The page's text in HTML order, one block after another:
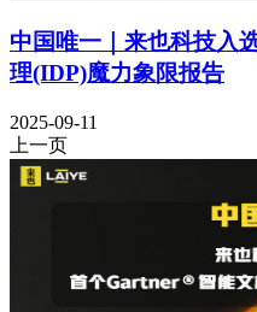
中国唯一｜来也科技入
理(IDP)魔力象限报告
2025-09-11
上一页